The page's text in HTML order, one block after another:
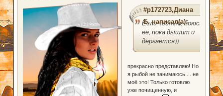
#p172723,Диана
Б. написал(а):
Если честно, боюсь
ее, пока дышит и
дергается))
прекрасно представляю! Но
я рыбой не занимаюсь.... не
моё это! Только готовлю
уже почищенную, и